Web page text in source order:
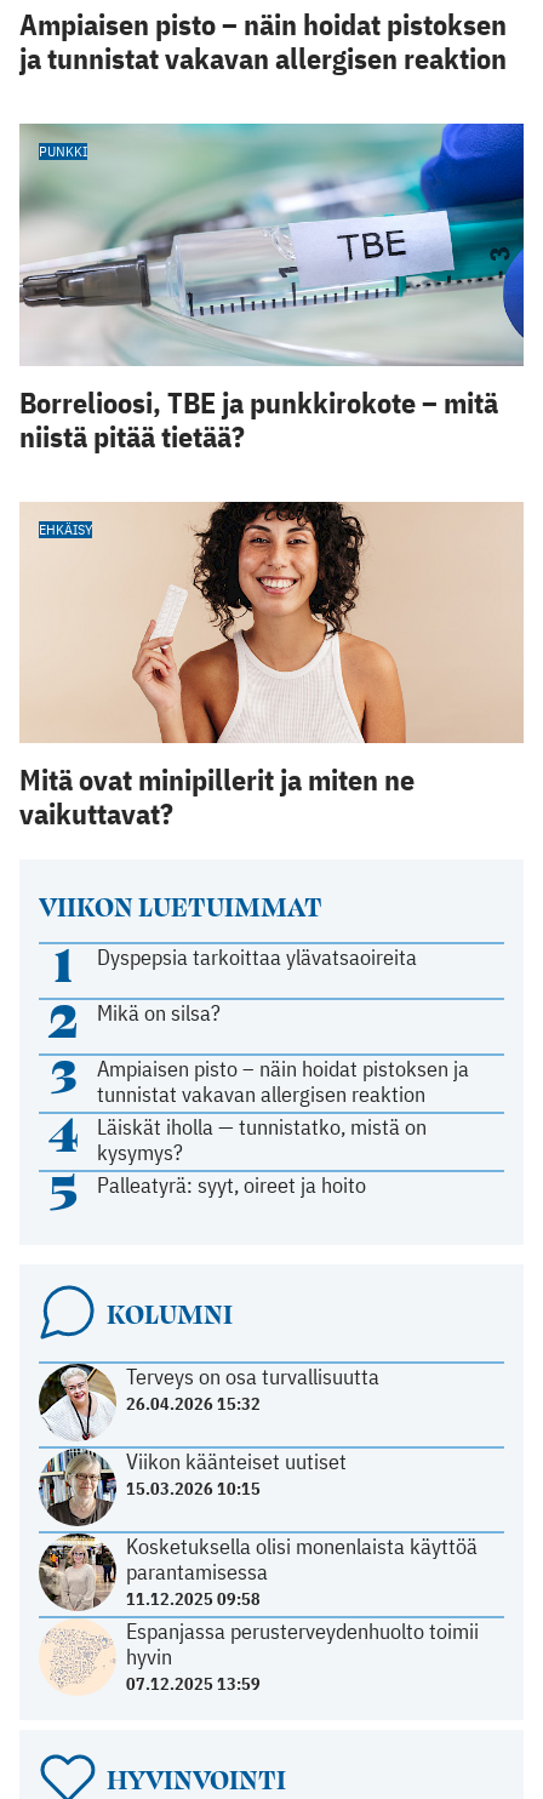
VIIKON LUETUIMMAT
1 Dyspepsia tarkoittaa ylävatsaoireita
2 Mikä on silsa?
3
Ampiaisen pisto – näin hoidat pistoksen ja
tunnistat vakavan allergisen reaktion
4
Läiskät iholla — tunnistatko, mistä on
kysymys?
5 Palleatyrä: syyt, oireet ja hoito
KOLUMNI
Terveys on osa turvallisuutta
26.04.2026 15:32
Viikon käänteiset uutiset
15.03.2026 10:15
Kosketuksella olisi monenlaista käyttöä
parantamisessa
11.12.2025 09:58
Espanjassa perusterveydenhuolto toimii
hyvin
07.12.2025 13:59
HYVINVOINTI
Ampiaisen pisto – näin hoidat pistoksen
ja tunnistat vakavan allergisen reaktion
PUNKKI
Borrelioosi, TBE ja punkkirokote – mitä
niistä pitää tietää?
EHKÄISY
Mitä ovat minipillerit ja miten ne
vaikuttavat?